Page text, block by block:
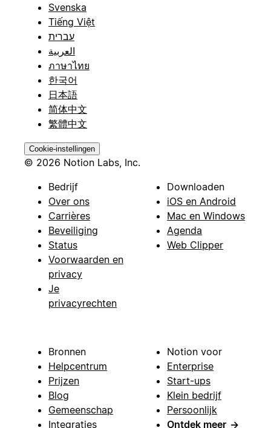
Svenska
Tiếng Việt
עברית
العربية
ภาษาไทย
한국어
日本語
简体中文
繁體中文
Cookie-instellingen
© 2026 Notion Labs, Inc.
Bedrijf
Over ons
Carrières
Beveiliging
Status
Voorwaarden en
privacy
Je
privacyrechten
Downloaden
iOS en Android
Mac en Windows
Agenda
Web Clipper
Bronnen
Helpcentrum
Prijzen
Blog
Gemeenschap
Integraties
Notion voor
Enterprise
Start-ups
Klein bedrijf
Persoonlijk
Ontdek meer →